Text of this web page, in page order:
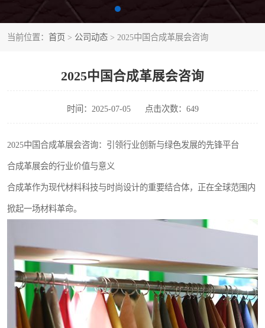
当前位置： 首页 > 公司动态 > 2025中国合成革展会咨询
2025中国合成革展会咨询
时间：2025-07-05 点击次数：649
2025中国合成革展会咨询：引领行业创新与绿色发展的先锋平台
合成革展会的行业价值与意义
合成革作为现代材料科技与时尚设计的重要结合体，正在全球范围内
掀起一场材料革命。